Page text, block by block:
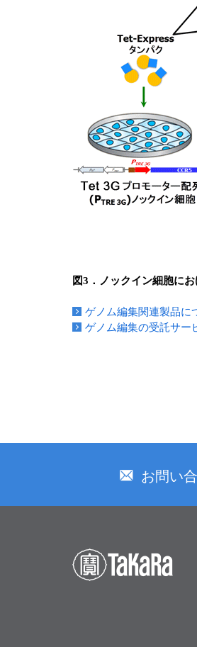
図3．ノックイン細胞に
ゲノム編集関連製品に
ゲノム編集の受託サー
お問い